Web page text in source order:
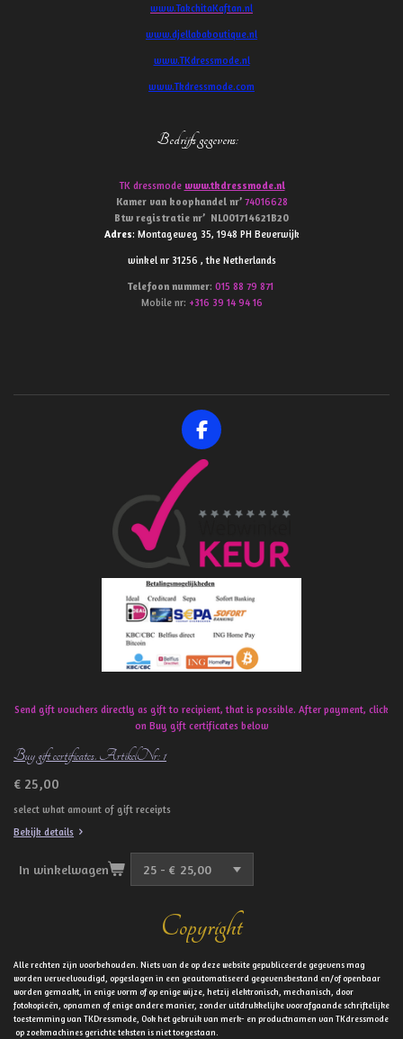
www.TakchitaKaftan.nl
www.djellababoutique.nl
www.TKdressmode.nl
www.Tkdressmode.com
Bedrijfs gegevens:
TK dressmode www.tkdressmode.nl
Kamer van koophandel nr’ 74016628
Btw registratie nr’ NL001714621B20
Adres: Montageweg 35, 1948 PH Beverwijk
winkel nr 31256 , the Netherlands
Telefoon nummer: 015 88 79 871
Mobile nr: +316 39 14 94 16
F
a
c
b
o
k
Send gift vouchers directly as gift to recipient, that is possible. After payment, click
on Buy gift certificates below
Buy gift certificates. ArtikelNr: 1
€ 25,00
select what amount of gift receipts
Bekijk details
In winkelwagen
Copyright
Alle rechten zijn voorbehouden. Niets van de op deze website gepubliceerde gegevens mag
worden verveelvoudigd, opgeslagen in een geautomatiseerd gegevensbestand en/of openbaar
worden gemaakt, in enige vorm of op enige wijze, hetzij elektronisch, mechanisch, door
fotokopieën, opnamen of enige andere manier, zonder uitdrukkelijke voorafgaande schriftelijke
toestemming van TKDressmode, Ook het gebruik van merk- en productnamen van TKdressmode
op zoekmachines gerichte teksten is niet toegestaan.